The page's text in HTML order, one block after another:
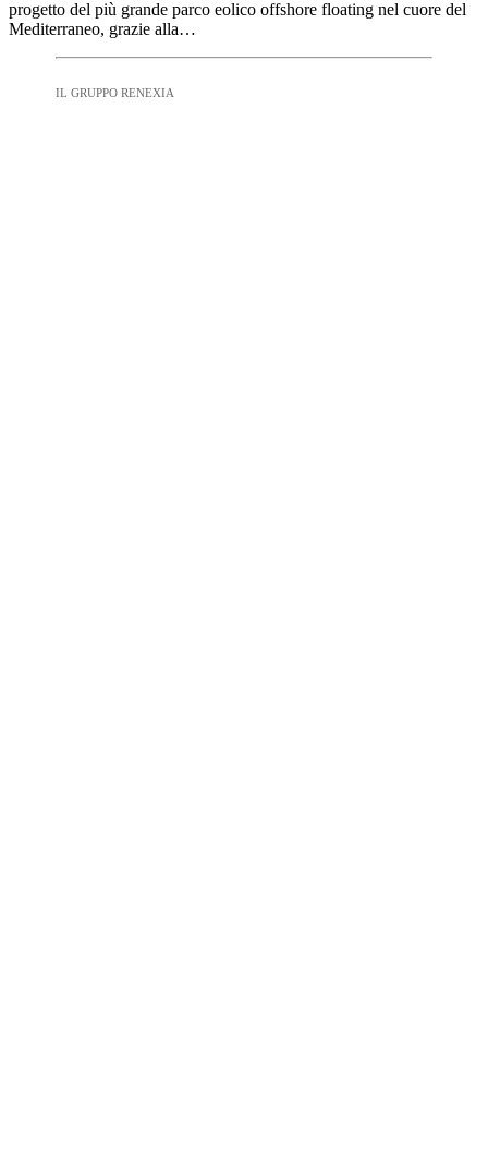
progetto del più grande parco eolico offshore floating nel cuore del
Mediterraneo, grazie alla…
IL GRUPPO RENEXIA